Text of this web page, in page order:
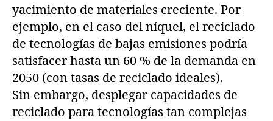
yacimiento de materiales creciente. Por
ejemplo, en el caso del níquel, el reciclado
de tecnologías de bajas emisiones podría
satisfacer hasta un 60 % de la demanda en
2050 (con tasas de reciclado ideales).
Sin embargo, desplegar capacidades de
reciclado para tecnologías tan complejas